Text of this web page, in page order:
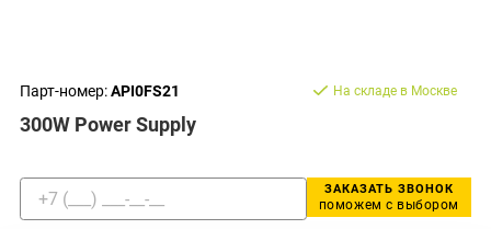
Парт-номер:API0FS21
300W Power Supply
На складе в Москве
ЗАКАЗАТЬ ЗВОНОК
поможем с выбором